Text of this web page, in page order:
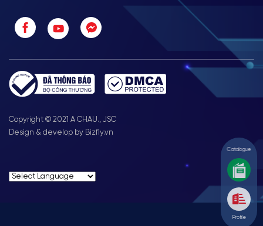
Copyright © 2021 A CHAU., JSC
Design & develop by Bizfly.vn
Catalogue
Profile